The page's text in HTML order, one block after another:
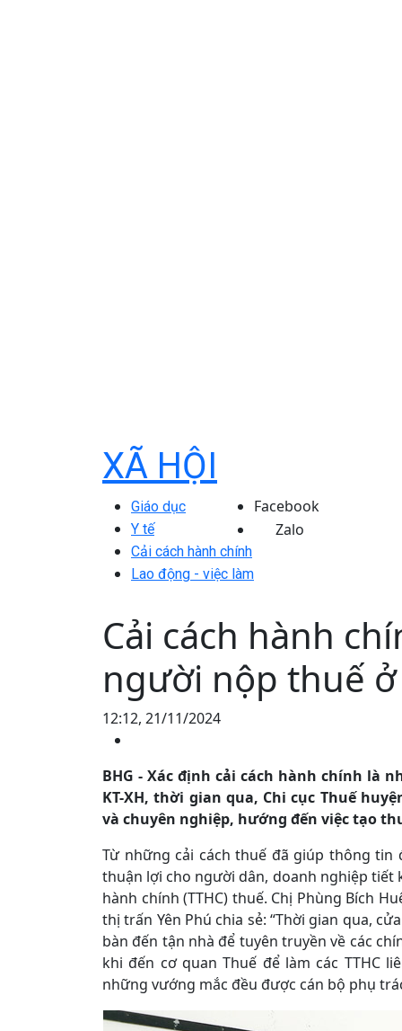
XÃ HỘI
Giáo dục
Y tế
Cải cách hành chính
Lao động - việc làm
Facebook
Zalo
Cải cách hành
người nộp thuế ở
12:12, 21/11/2024
BHG - Xác định cải cách hành chính là
KT-XH, thời gian qua, Chi cục Thuế
và chuyên nghiệp, hướng đến việc tạo
Từ những cải cách thuế đã giúp thông tin
thuận lợi cho người dân, doanh nghiệp tiết
hành chính (TTHC) thuế. Chị Phùng Bích
thị trấn Yên Phú chia sẻ: “Thời gian qua,
bàn đến tận nhà để tuyên truyền về các
khi đến cơ quan Thuế để làm các TTHC
những vướng mắc đều được cán bộ phụ